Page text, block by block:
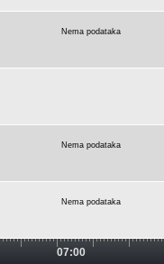
Nema podataka
Nema podataka
Nema podataka
07:00